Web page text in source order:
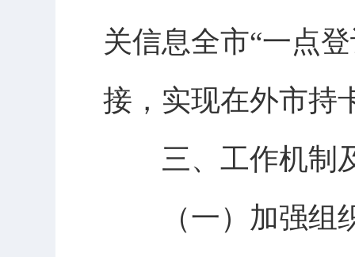
关信息全市“一点
接，实现在外市持
三、工作机制
（一）加强组